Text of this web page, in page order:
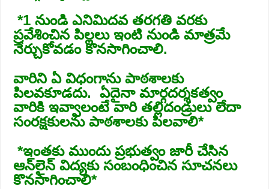
*️1 నుండి ఎనిమిదవ తరగతి వరకు
ప్రవేశించిన పిల్లలు ఇంటి నుండి మాత్రమే
నేర్చుకోవడం కొనసాగించాలి.
వారిని ఏ విధంగాను పాఠశాలకు
పిలవకూడదు. ఏదైనా మార్గదర్శకత్వం
వారికి ఇవ్వాలంటే వారి తల్లిదండ్రులు లేదా
సంరక్షకులను పాఠశాలకు పిలవాలి*
*️ఇంతకు ముందు ప్రభుత్వం జారీ చేసిన
ఆన్‌లైన్ విద్యకు సంబంధించిన సూచనలు
కొనసాగించాలి*